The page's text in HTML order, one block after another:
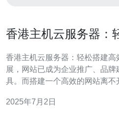
香港主机云服务器：
香港主机云服务器：轻松搭建高效网站 随着
展，网站已成为企业推广、品
具。而搭建一个高效的网站离不
优点备受青睐，成为很多网站建设者的首
2025年7月2日